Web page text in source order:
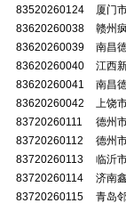
83520260124
厦门
83620260038
赣州
83620260039
南昌
83620260040
江西
83620260041
南昌
83620260042
上饶
83720260111
德州
83720260112
德州
83720260113
临沂
83720260114
济南
83720260115
青岛